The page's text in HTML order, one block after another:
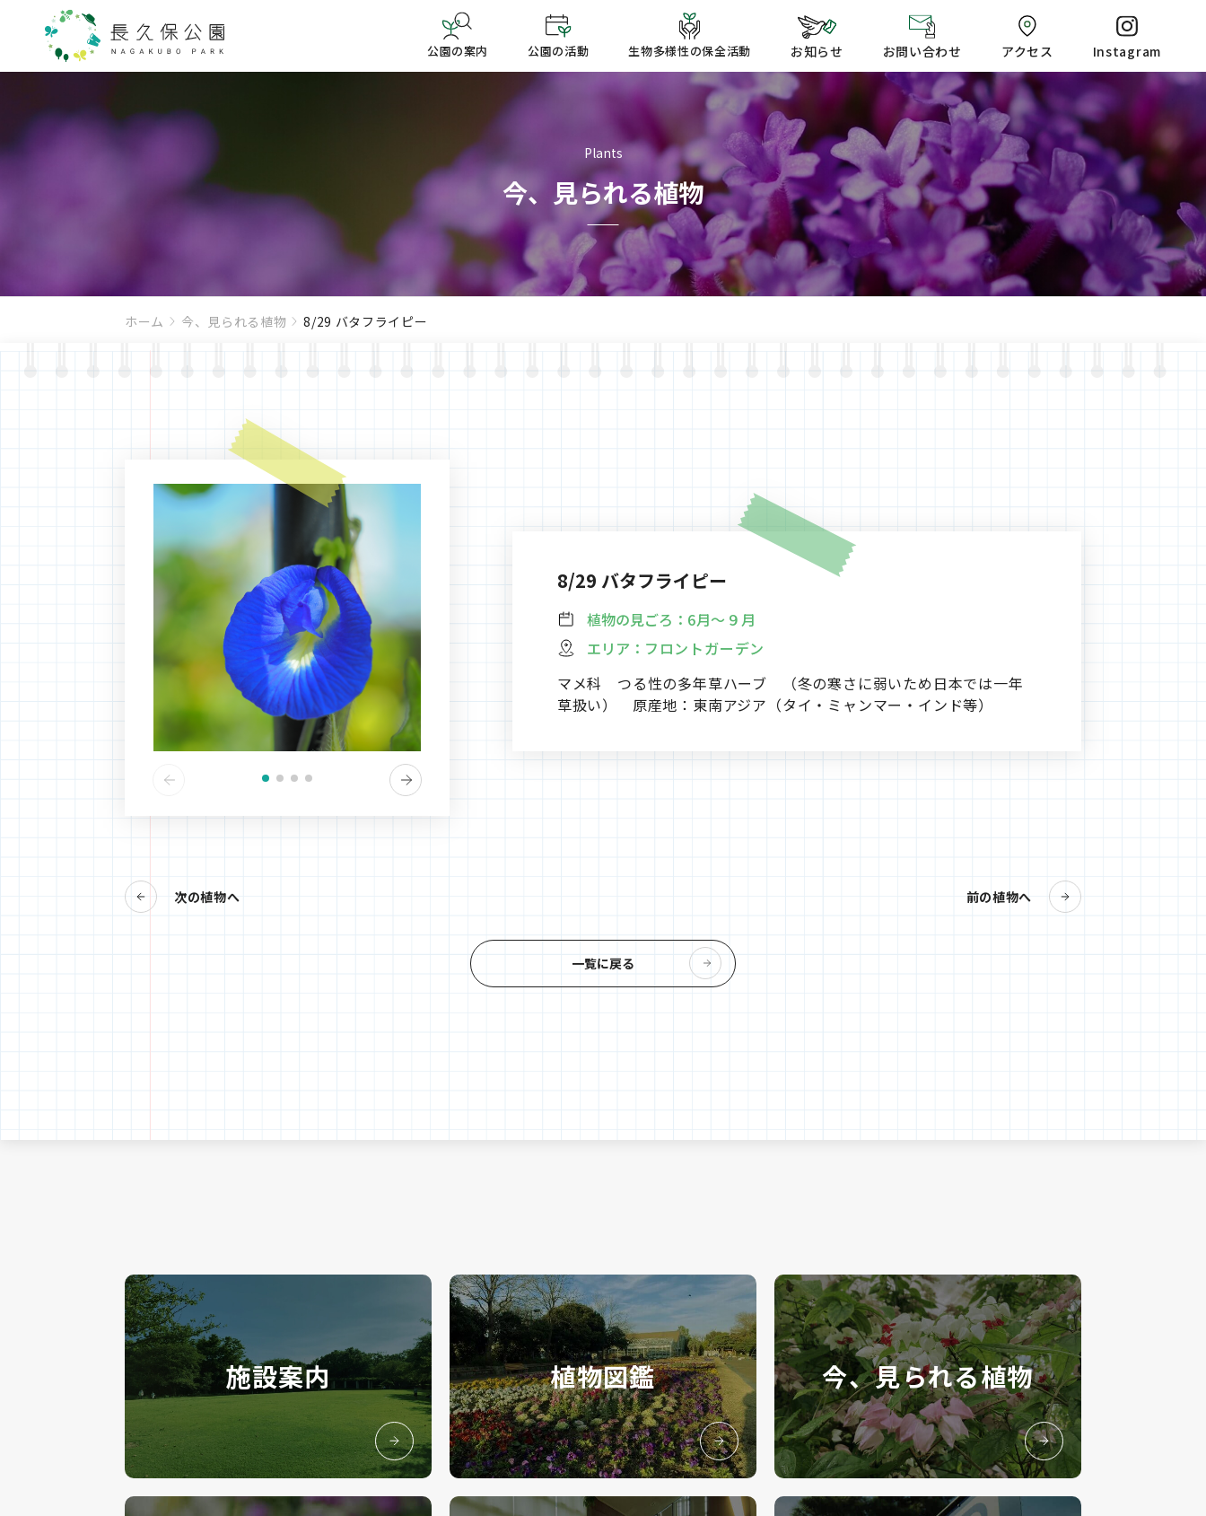
公園の案内 公園の活動 生物多様性の保全活動 お知らせ お問い合わせ アクセス Instagram
Plants
今、見られる植物
ホーム 今、見られる植物 8/29 バタフライピー
8/29 バタフライピー
植物の見ごろ： 6月～９月
エリア： フロントガーデン
マメ科 つる性の多年草ハーブ （冬の寒さに弱いため日本では一年
草扱い） 原産地：東南アジア（タイ・ミャンマー・インド等）
次の植物へ
一覧に戻る
前の植物へ
施設案内 植物図鑑 今、見られる植物